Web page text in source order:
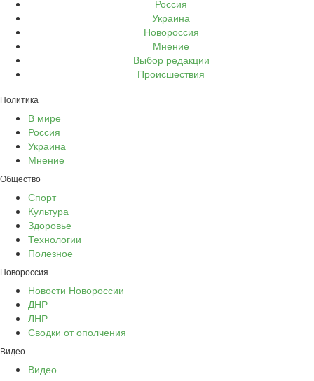
Россия
Украина
Новороссия
Мнение
Выбор редакции
Происшествия
Политика
В мире
Россия
Украина
Мнение
Общество
Спорт
Культура
Здоровье
Технологии
Полезное
Новороссия
Новости Новороссии
ДНР
ЛНР
Сводки от ополчения
Видео
Видео